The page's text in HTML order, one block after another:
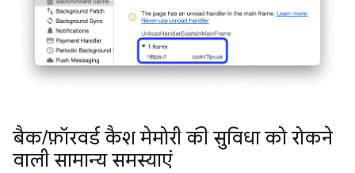
बैक/फ़ॉरवर्ड कैश मेमोरी की सुविधा को रोकने
वाली सामान्य समस्याएं